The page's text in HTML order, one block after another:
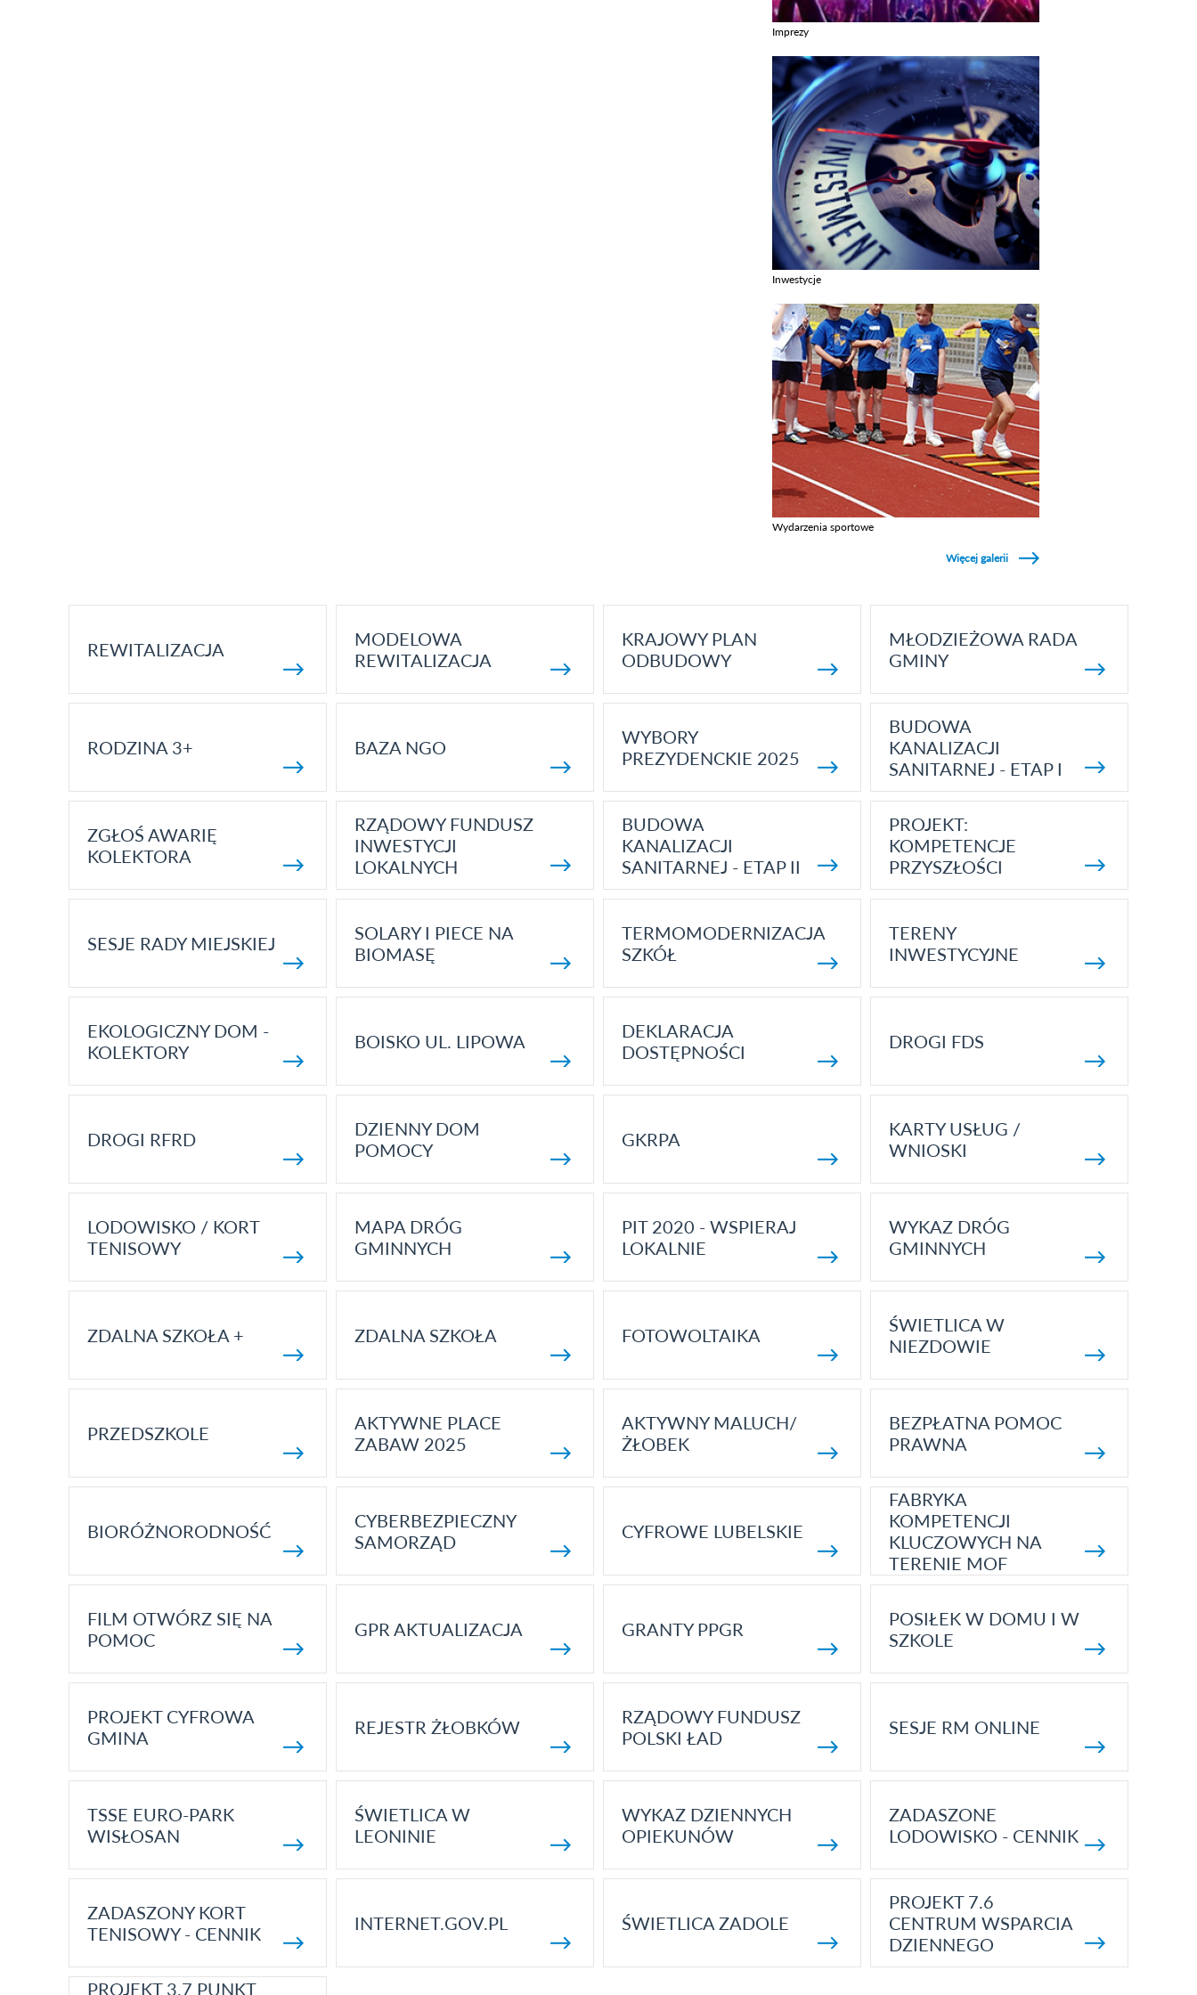
Imprezy
Inwestycje
Wydarzenia sportowe
Więcej galerii
REWITALIZACJA
MODELOWA
REWITALIZACJA
KRAJOWY PLAN
ODBUDOWY
MŁODZIEŻOWA RADA
GMINY
RODZINA 3+ BAZA NGO
WYBORY
PREZYDENCKIE 2025
BUDOWA
KANALIZACJI
SANITARNEJ - ETAP I
ZGŁOŚ AWARIĘ
KOLEKTORA
RZĄDOWY FUNDUSZ
INWESTYCJI
LOKALNYCH
BUDOWA
KANALIZACJI
SANITARNEJ - ETAP II
PROJEKT:
KOMPETENCJE
PRZYSZŁOŚCI
SESJE RADY MIEJSKIEJ
SOLARY I PIECE NA
BIOMASĘ
TERMOMODERNIZACJA
SZKÓŁ
TERENY
INWESTYCYJNE
EKOLOGICZNY DOM -
KOLEKTORY
BOISKO UL. LIPOWA
DEKLARACJA
DOSTĘPNOŚCI
DROGI FDS
DROGI RFRD
DZIENNY DOM
POMOCY
GKRPA
KARTY USŁUG /
WNIOSKI
LODOWISKO / KORT
TENISOWY
MAPA DRÓG
GMINNYCH
PIT 2020 - WSPIERAJ
LOKALNIE
WYKAZ DRÓG
GMINNYCH
ZDALNA SZKOŁA + ZDALNA SZKOŁA FOTOWOLTAIKA
ŚWIETLICA W
NIEZDOWIE
PRZEDSZKOLE
AKTYWNE PLACE
ZABAW 2025
AKTYWNY MALUCH/
ŻŁOBEK
BEZPŁATNA POMOC
PRAWNA
BIORÓŻNORODNOŚĆ
CYBERBEZPIECZNY
SAMORZĄD
CYFROWE LUBELSKIE
FABRYKA
KOMPETENCJI
KLUCZOWYCH NA
TERENIE MOF
FILM OTWÓRZ SIĘ NA
POMOC
GPR AKTUALIZACJA GRANTY PPGR
POSIŁEK W DOMU I W
SZKOLE
PROJEKT CYFROWA
GMINA
REJESTR ŻŁOBKÓW
RZĄDOWY FUNDUSZ
POLSKI ŁAD
SESJE RM ONLINE
TSSE EURO-PARK
WISŁOSAN
ŚWIETLICA W
LEONINIE
WYKAZ DZIENNYCH
OPIEKUNÓW
ZADASZONE
LODOWISKO - CENNIK
ZADASZONY KORT
TENISOWY - CENNIK
INTERNET.GOV.PL ŚWIETLICA ZADOLE
PROJEKT 7.6
CENTRUM WSPARCIA
DZIENNEGO
PROJEKT 3.7 PUNKT